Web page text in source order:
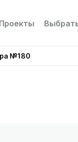
Проекты
№180